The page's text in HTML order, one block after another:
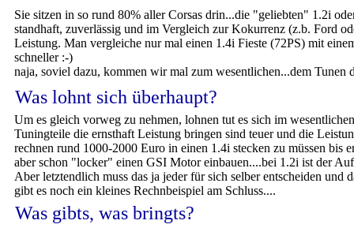
Sie sitzen in so rund 80% aller Corsas drin...die "geliebten" 1.2i
standhaft, zuverlässig und im Vergleich zur Kokurrenz (z.b. Ford
Leistung. Man vergleiche nur mal einen 1.4i Fieste (72PS) mit
schneller :-)
naja, soviel dazu, kommen wir mal zum wesentlichen...dem Tunen
Was lohnt sich überhaupt?
Um es gleich vorweg zu nehmen, lohnen tut es sich im
Tuningteile die ernsthaft Leistung bringen sind teuer und die
rechnen rund 1000-2000 Euro in einen 1.4i stecken zu müssen bis
aber schon "locker" einen GSI Motor einbauen....bei 1.2i ist der
Aber letztendlich muss das ja jeder für sich selber entscheiden
gibt es noch ein kleines Rechnbeispiel am Schluss....
Was gibts, was bringts?